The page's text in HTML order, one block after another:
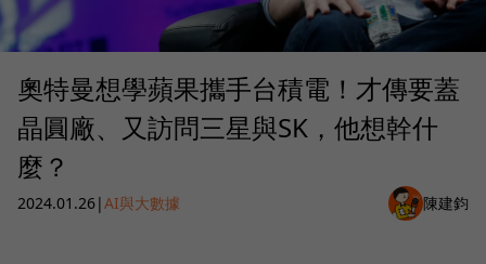
奧特曼想學蘋果攜手台積電！才傳要蓋
晶圓廠、又訪問三星與SK，他想幹什
麼？
2024.01.26|AI與大數據 陳建鈞